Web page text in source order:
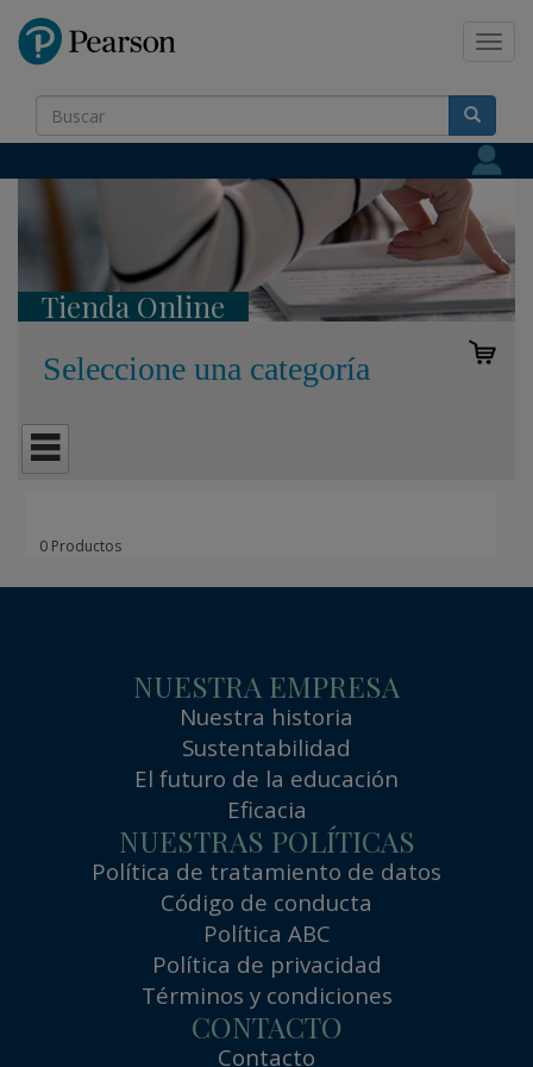
Tienda Online
Seleccione una categoría
0 Productos
NUESTRA EMPRESA
Nuestra historia
Sustentabilidad
El futuro de la educación
Eficacia
NUESTRAS POLÍTICAS
Política de tratamiento de datos
Código de conducta
Política ABC
Política de privacidad
Términos y condiciones
CONTACTO
Contacto